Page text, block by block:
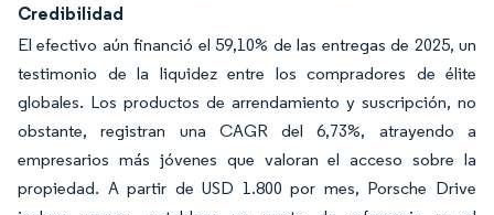
Credibilidad
El efectivo aún financió el 59,10% de las entregas de 2025, un
testimonio de la liquidez entre los compradores de élite
globales. Los productos de arrendamiento y suscripción, no
obstante, registran una CAGR del 6,73%, atrayendo a
empresarios más jóvenes que valoran el acceso sobre la
propiedad. A partir de USD 1.800 por mes, Porsche Drive